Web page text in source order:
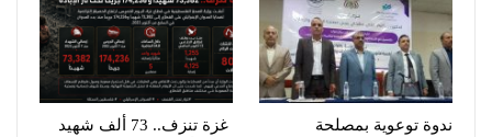
ندوة توعوية بمصلحة
غزة تنزف.. 73 ألف شهيد